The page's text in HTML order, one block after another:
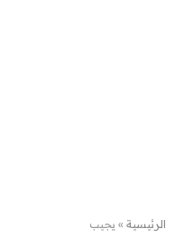
الرئيسية » يجيب